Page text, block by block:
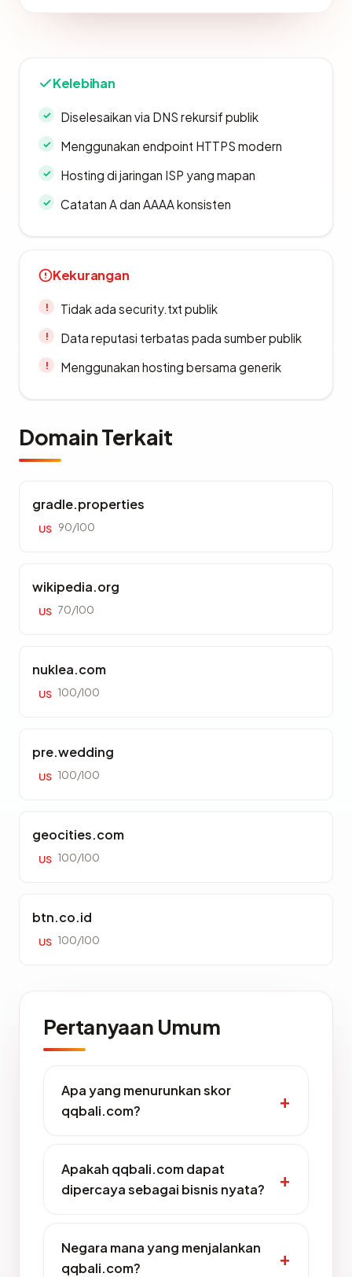
Kelebihan
Diselesaikan via DNS rekursif publik
Menggunakan endpoint HTTPS modern
Hosting di jaringan ISP yang mapan
Catatan A dan AAAA konsisten
Kekurangan
Tidak ada security.txt publik
Data reputasi terbatas pada sumber publik
Menggunakan hosting bersama generik
Domain Terkait
gradle.properties
US 90/100
wikipedia.org
US 70/100
nuklea.com
US 100/100
pre.wedding
US 100/100
geocities.com
US 100/100
btn.co.id
US 100/100
Pertanyaan Umum
Apa yang menurunkan skor
qqbali.com?
Apakah qqbali.com dapat
dipercaya sebagai bisnis nyata?
Negara mana yang menjalankan
qqbali.com?